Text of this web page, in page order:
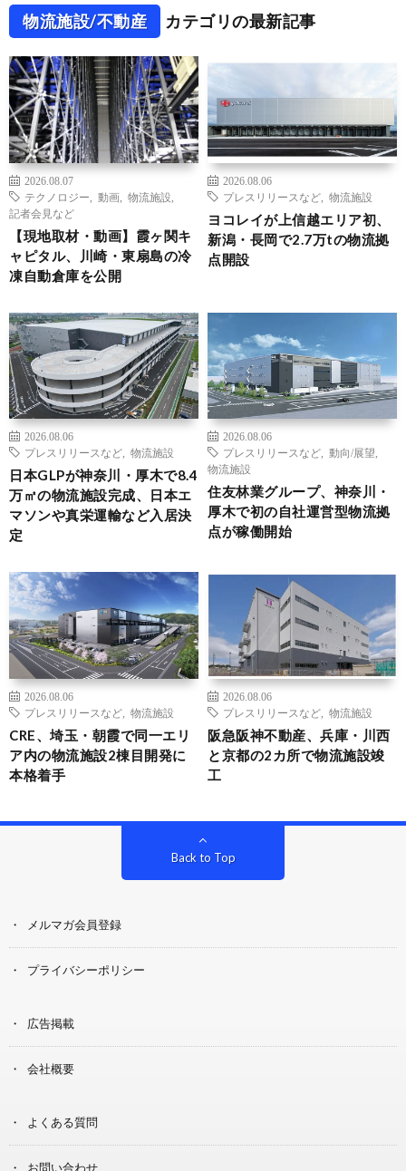
物流施設/不動産 カテゴリの最新記事
2026.08.07
テクノロジー
動画 物流施設
記者会見など
【現地取材・動画】霞ヶ関キ
ャピタル、川崎・東扇島の冷
凍自動倉庫を公開
2026.08.06
プレスリリースなど
物流施設
ヨコレイが上信越エリア初、
新潟・長岡で2.7万tの物流拠
点開設
2026.08.06
プレスリリースなど
物流施設
日本GLPが神奈川・厚木で8.4
万㎡の物流施設完成、日本エ
マソンや真栄運輸など入居決
定
2026.08.06
プレスリリースなど
動向/展望
物流施設
住友林業グループ、神奈川・
厚木で初の自社運営型物流拠
点が稼働開始
2026.08.06
プレスリリースなど
物流施設
CRE、埼玉・朝霞で同一エリ
ア内の物流施設2棟目開発に
本格着手
2026.08.06
プレスリリースなど
物流施設
阪急阪神不動産、兵庫・川西
と京都の2カ所で物流施設竣
工
Back to Top
メルマガ会員登録
プライバシーポリシー
広告掲載
会社概要
よくある質問
お問い合わせ